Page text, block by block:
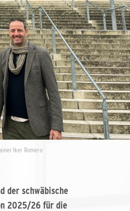
Iker Romero
der schwäbische
2025/26 für die